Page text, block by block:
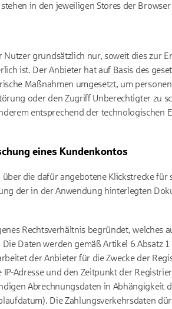
in den jeweiligen Stores der
grundsätzlich nur, soweit dies zur
ist. Der Anbieter hat auf Basis des
Maßnahmen umgesetzt, um
oder den Zugriff Unberechtigter zu
entsprechend der
eines Kundenkontos
die dafür angebotene Klickstrecke
der in der Anwendung hinterlegten
Rechtsverhältnis begründet, welches
Daten werden gemäß Artikel 6 Absatz 1
der Anbieter für die Zwecke der
Adresse und den Zeitpunkt der
Abrechnungsdaten in Abhängigkeit
Die Zahlungsverkehrsdaten